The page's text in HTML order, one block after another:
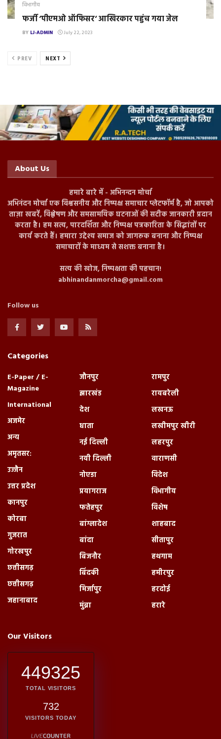
विभागीय
फर्जी ‘पीएमओ ऑफिसर‘ आखिरकार पहुंच गया जेल
BY LJ-ADMIN July 22, 2023
PREV NEXT
About Us
हमारे बारे में - अभिनन्दन मोर्चा
अभिनंदन मोर्चा एक विश्वसनीय और निष्पक्ष समाचार प्लेटफॉर्म है, जो आपको
ताज़ा खबरें, विश्लेषण और समसामयिक घटनाओं की सटीक जानकारी प्रदान
करता है। हम सत्य, पारदर्शिता और निष्पक्ष पत्रकारिता के सिद्धांतों पर
कार्य करते हैं। हमारा उद्देश्य समाज को जागरूक बनाना और निष्पक्ष
समाचारों के माध्यम से सशक्त बनाना है।
सत्य की खोज, निष्पक्षता की पहचान!
abhinandanmorcha@gmail.com
Follow us
Categories
E-Paper / E-
Magazine
International
अजमेर
अन्य
अमृतसर:
उज्जैन
उत्तर प्रदेश
कानपुर
कोरबा
गुजरात
गोरखपुर
छत्तीसगढ़
छत्तीसगढ़
जहानाबाद
जौनपुर
झारखंड
देश
धाता
नई दिल्ली
नयी दिल्ली
नोएडा
प्रयागराज
फतेहपुर
बांग्लादेश
बांदा
बिजनौर
बिंदकी
मिर्जापुर
मुंब्रा
रामपुर
रायबरेली
लखनऊ
लखीमपुर खीरी
लहरपुर
वाराणसी
विदेश
विभागीय
विशेष
शाहबाद
सीतापुर
हथगाम
हमीरपुर
हरदोई
हरारे
Our Visitors
449325
TOTAL VISITORS
732
VISITORS TODAY